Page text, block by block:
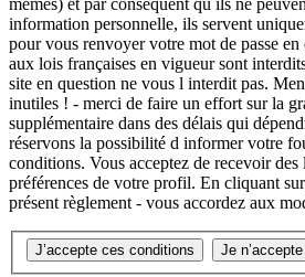
information personnelle, ils servent
pour vous renvoyer votre mot de passe
aux lois françaises en vigueur sont
site en question ne vous l interdit pas.
inutiles ! - merci de faire un effort sur la
supplémentaire dans des délais qui
réservons la possibilité d informer votre
conditions. Vous acceptez de recevoir
préférences de votre profil. En cliquant
présent règlement - vous accordez aux